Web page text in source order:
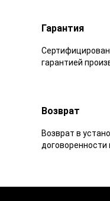
Гарантия
гарантией
Возврат
Возврат в
договоренности